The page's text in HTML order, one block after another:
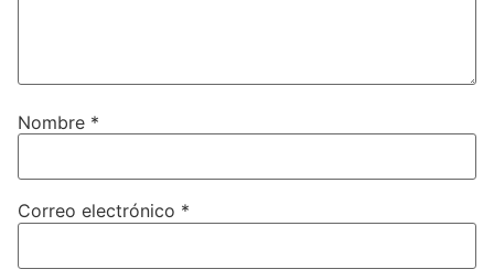
Nombre *
Correo electrónico *